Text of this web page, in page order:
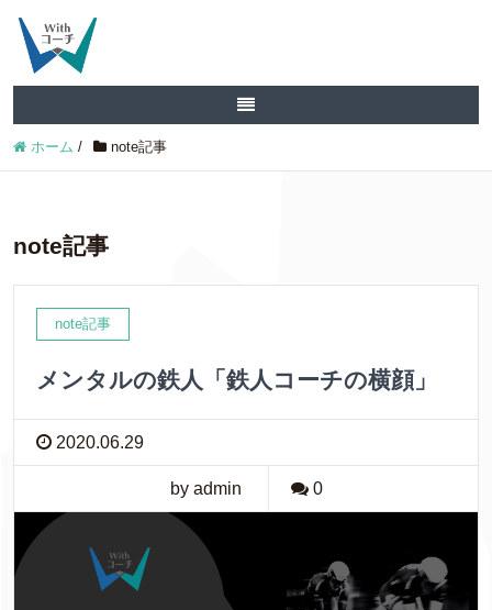
ホーム / note記事
note記事
note記事
メンタルの鉄人「鉄人コーチの横顔」
2020.06.29
by admin 0